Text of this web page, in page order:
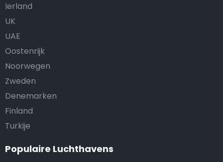
Ierland
UK
UAE
Oostenrijk
Noorwegen
Zweden
Denemarken
Finland
Turkije
Populaire Luchthavens